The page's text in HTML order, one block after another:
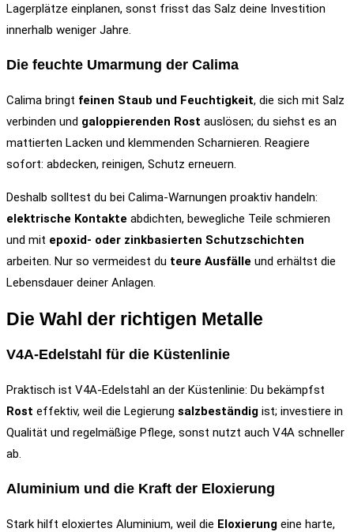
Lagerplätze einplanen, sonst frisst das Salz deine Investition
innerhalb weniger Jahre.
Die feuchte Umarmung der Calima
Calima bringt feinen Staub und Feuchtigkeit, die sich mit Salz
verbinden und galoppierenden Rost auslösen; du siehst es an
mattierten Lacken und klemmenden Scharnieren. Reagiere
sofort: abdecken, reinigen, Schutz erneuern.
Deshalb solltest du bei Calima-Warnungen proaktiv handeln:
elektrische Kontakte abdichten, bewegliche Teile schmieren
und mit epoxid- oder zinkbasierten Schutzschichten
arbeiten. Nur so vermeidest du teure Ausfälle und erhältst die
Lebensdauer deiner Anlagen.
Die Wahl der richtigen Metalle
V4A-Edelstahl für die Küstenlinie
Praktisch ist V4A-Edelstahl an der Küstenlinie: Du bekämpfst
Rost effektiv, weil die Legierung salzbeständig ist; investiere in
Qualität und regelmäßige Pflege, sonst nutzt auch V4A schneller
ab.
Aluminium und die Kraft der Eloxierung
Stark hilft eloxiertes Aluminium, weil die Eloxierung eine harte,